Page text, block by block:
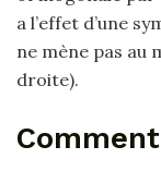
a l’effet d’une
ne mène pas au
droite).